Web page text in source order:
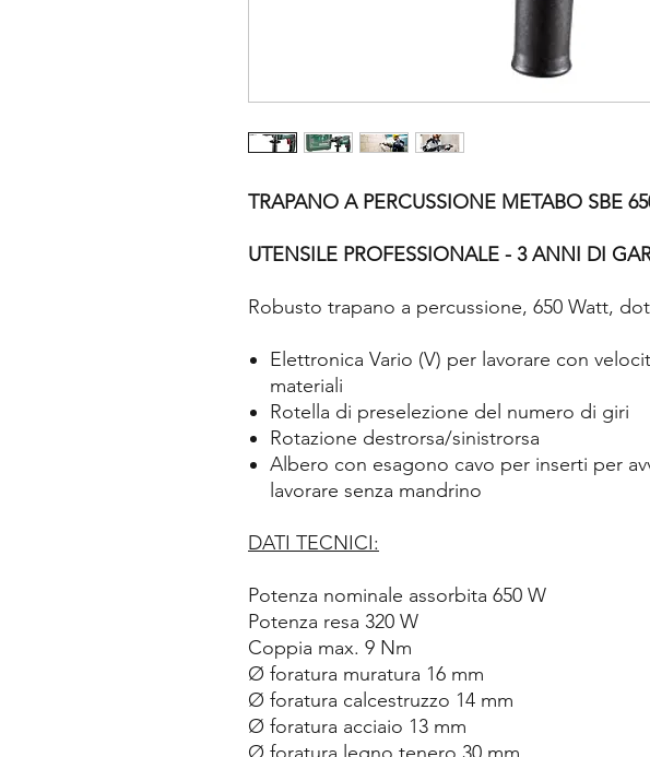
TRAPANO A PERCUSSIONE METABO SBE
UTENSILE PROFESSIONALE - 3 ANNI DI
Robusto trapano a percussione, 650 Watt,
Elettronica Vario (V) per lavorare con
materiali
Rotella di preselezione del numero di giri
Rotazione destrorsa/sinistrorsa
Albero con esagono cavo per inserti per
lavorare senza mandrino
DATI TECNICI:
Potenza nominale assorbita 650 W
Potenza resa 320 W
Coppia max. 9 Nm
Ø foratura muratura 16 mm
Ø foratura calcestruzzo 14 mm
Ø foratura acciaio 13 mm